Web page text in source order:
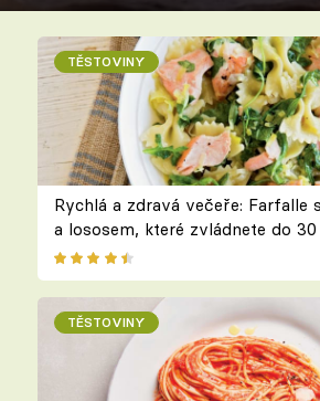
TĚSTOVINY
Rychlá a zdravá večeře: Farfalle
a lososem, které zvládnete do
TĚSTOVINY